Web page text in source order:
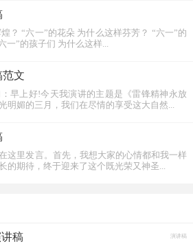
？ “六一”的花朵 为什么这样芬芳？ “六一”的
一”的孩子们 为什么这样...
范文
早上好!今天我演讲的主题是《雷锋精神永放
明媚的三月，我们在尽情的享受这大自然...
这里发言。首先，我想大家的心情都和我一样
的期待，终于迎来了这个既光荣又神圣...
稿 演讲稿